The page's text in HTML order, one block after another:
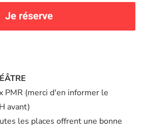
Je réserve
PMR (merci d'en informer le
avant)
les places offrent une bonne